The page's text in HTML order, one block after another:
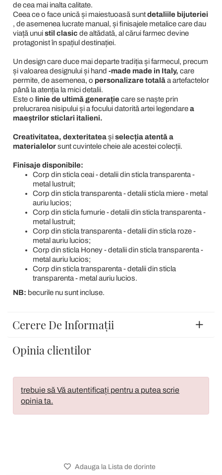
de cea mai inalta calitate.
Ceea ce o face unică și maiestuoasă suntdetaliile bijuteriei
, de asemenea lucrate manual, și finisajele metalice care dau
viață unuistil clasic de altădată, al cărui farmec devine
protagonist în spațiul destinației.
Un design care duce mai departe tradiția și farmecul, precum
și valoarea designului și hand -made made in Italy, care
permite, de asemenea, o personalizare totalăa artefactelor
până la atenția la mici detalii.
Este o linie de ultimă generațiecare se naște prin
prelucrarea nisipului și a focului datorită artei legendarea
maeștrilor sticlari italieni.
Creativitatea, dexteritateașiselecția atentă a
materialelorsunt cuvintele cheie ale acestei colecții.
Finisaje disponibile:
Corp din sticla ceai - detalii din sticla transparenta -
metal lustruit;
Corp din sticla transparenta - detalii sticla miere - metal
auriu lucios;
Corp din sticla fumurie - detalii din sticla transparenta -
metal lustruit;
Corp din sticla transparenta - detalii din sticla roze -
metal auriu lucios;
Corp din sticla Honey - detalii din sticla transparenta -
metal auriu lucios;
Corp din sticla transparenta - detalii din sticla
transparenta - metal auriu lucios.
NB: becurile nu sunt incluse.
Cerere De Informații
Opinia clientilor
trebuie să Vă autentificați pentru a putea scrie
opinia ta.
Adauga la Lista de dorinte